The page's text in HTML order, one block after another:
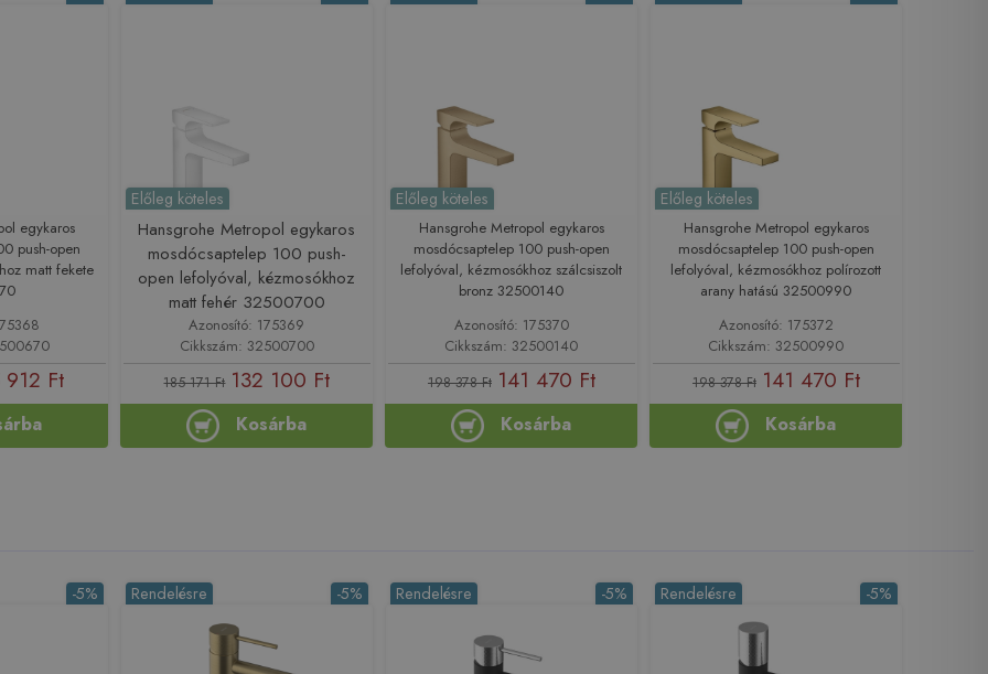
egykaros
push-open
matt fekete
912 Ft
Előleg köteles
Hansgrohe Metropol egykaros
mosdócsaptelep 100 push-
open lefolyóval, kézmosókhoz
matt fehér 32500700
Azonosító: 175369
Cikkszám: 32500700
185 171 Ft 132 100 Ft
Kosárba
Előleg köteles
Hansgrohe Metropol egykaros
mosdócsaptelep 100 push-open
lefolyóval, kézmosókhoz szálcsiszolt
bronz 32500140
Azonosító: 175370
Cikkszám: 32500140
198 378 Ft 141 470 Ft
Kosárba
Előleg köteles
Hansgrohe Metropol egykaros
mosdócsaptelep 100 push-open
lefolyóval, kézmosókhoz polírozott
arany hatású 32500990
Azonosító: 175372
Cikkszám: 32500990
198 378 Ft 141 470 Ft
Kosárba
-5% -5%
Rendelésre -5%
Rendelésre -5%
Rendelésre